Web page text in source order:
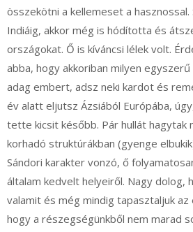
összekötni a kellemeset a hasznossal.
Indiáig, akkor még is hódította és
országokat. Ő is kíváncsi lélek volt.
abba, hogy akkoriban milyen
adag embert, adsz neki kardot és
év alatt eljutsz Ázsiából Európába,
tette kicsit később. Pár hullát hagytak
korhadó struktúrákban (gyenge
Sándori karakter vonzó, ő
általam kedvelt helyeiről. Nagy
valamit és még mindig tapasztaljuk az
hogy a részegségünkből nem marad